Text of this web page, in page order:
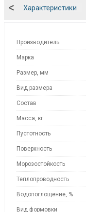
Характеристики
<
Производитель
Марка
Размер, мм
Вид размера
Состав
Масса, кг
Пустотность
Поверхность
Морозостойкость
Теплопроводность
Водопоглощение, %
Вид формовки